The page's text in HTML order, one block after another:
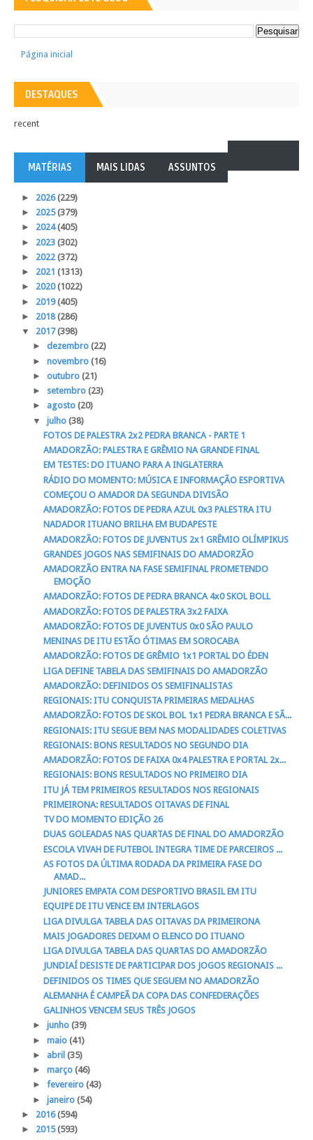
Página inicial
DESTAQUES
recent
MATÉRIAS MAIS LIDAS ASSUNTOS
► 2026(229)
► 2025(379)
► 2024(405)
► 2023 (302)
► 2022(372)
► 2021 (1313)
► 2020(1022)
► 2019(405)
► 2018(286)
▼ 2017(398)
► dezembro (22)
► novembro (16)
► outubro (21)
► setembro (23)
► agosto (20)
▼ julho (38)
FOTOS DE PALESTRA 2x2 PEDRA BRANCA - PARTE 1
AMADORZÃO: PALESTRA E GRÊMIO NA GRANDE FINAL
EM TESTES: DO ITUANO PARA A INGLATERRA
RÁDIO DO MOMENTO: MÚSICA E INFORMAÇÃO ESPORTIVA
COMEÇOU O AMADOR DA SEGUNDA DIVISÃO
AMADORZÃO: FOTOS DE PEDRA AZUL 0x3 PALESTRA ITU
NADADOR ITUANO BRILHA EM BUDAPESTE
AMADORZÃO: FOTOS DE JUVENTUS 2x1 GRÊMIO OLÍMPIKUS
GRANDES JOGOS NAS SEMIFINAIS DO AMADORZÃO
AMADORZÃO ENTRA NA FASE SEMIFINAL PROMETENDO
EMOÇÃO
AMADORZÃO: FOTOS DE PEDRA BRANCA 4x0 SKOL BOLL
AMADORZÃO: FOTOS DE PALESTRA 3x2 FAIXA
AMADORZÃO: FOTOS DE JUVENTUS 0x0 SÃO PAULO
MENINAS DE ITU ESTÃO ÓTIMAS EM SOROCABA
AMADORZÃO: FOTOS DE GRÊMIO 1x1 PORTAL DO ÉDEN
LIGA DEFINE TABELA DAS SEMIFINAIS DO AMADORZÃO
AMADORZÃO: DEFINIDOS OS SEMIFINALISTAS
REGIONAIS: ITU CONQUISTA PRIMEIRAS MEDALHAS
AMADORZÃO: FOTOS DE SKOL BOL 1x1 PEDRA BRANCA E SÃ...
REGIONAIS: ITU SEGUE BEM NAS MODALIDADES COLETIVAS
REGIONAIS: BONS RESULTADOS NO SEGUNDO DIA
AMADORZÃO: FOTOS DE FAIXA 0x4 PALESTRA E PORTAL 2x...
REGIONAIS: BONS RESULTADOS NO PRIMEIRO DIA
ITU JÁ TEM PRIMEIROS RESULTADOS NOS REGIONAIS
PRIMEIRONA: RESULTADOS OITAVAS DE FINAL
TV DO MOMENTO EDIÇÃO 26
DUAS GOLEADAS NAS QUARTAS DE FINAL DO AMADORZÃO
ESCOLA VIVAH DE FUTEBOL INTEGRA TIME DE PARCEIROS ...
AS FOTOS DA ÚLTIMA RODADA DA PRIMEIRA FASE DO
AMAD...
JUNIORES EMPATA COM DESPORTIVO BRASIL EM ITU
EQUIPE DE ITU VENCE EM INTERLAGOS
LIGA DIVULGA TABELA DAS OITAVAS DA PRIMEIRONA
MAIS JOGADORES DEIXAM O ELENCO DO ITUANO
LIGA DIVULGA TABELA DAS QUARTAS DO AMADORZÃO
JUNDIAÍ DESISTE DE PARTICIPAR DOS JOGOS REGIONAIS ...
DEFINIDOS OS TIMES QUE SEGUEM NO AMADORZÃO
ALEMANHA É CAMPEÃ DA COPA DAS CONFEDERAÇÕES
GALINHOS VENCEM SEUS TRÊS JOGOS
► junho (39)
► maio (41)
► abril (35)
► março (46)
► fevereiro (43)
► janeiro (54)
► 2016(594)
► 2015(593)